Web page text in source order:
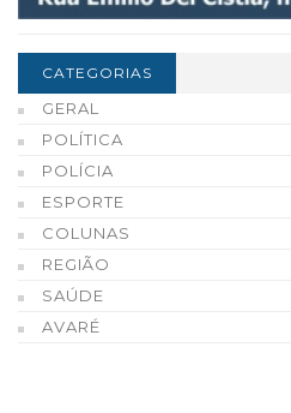
CATEGORIAS
GERAL
POLÍTICA
POLÍCIA
ESPORTE
COLUNAS
REGIÃO
SAÚDE
AVARÉ